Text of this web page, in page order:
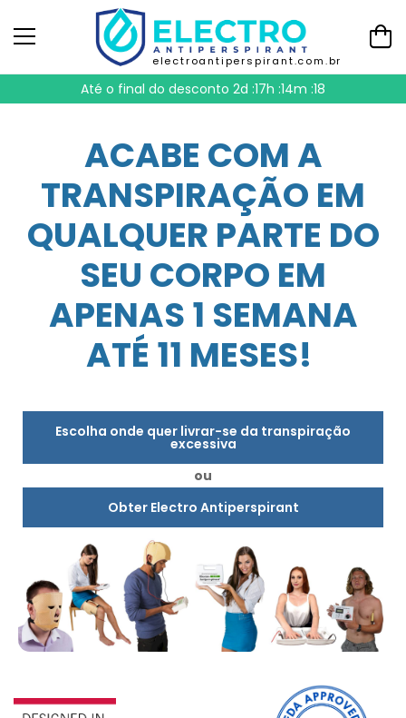
electroantiperspirant.com.br
Até o final do desconto 2d :17h :14m :17
ACABE COM A
TRANSPIRAÇÃO EM
QUALQUER PARTE DO
SEU CORPO EM
APENAS 1 SEMANA
ATÉ 11 MESES!
Escolha onde quer livrar-se da transpiração
excessiva
ou
Obter Electro Antiperspirant